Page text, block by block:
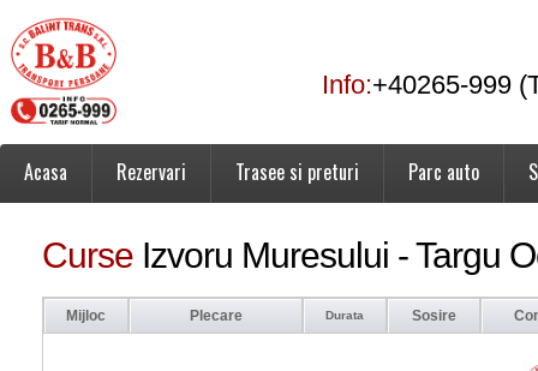
Info:+40265-999
Acasa Rezervari Trasee si preturi Parc auto
Curse Izvoru Muresului - Targu
Mijloc Plecare Durata Sosire